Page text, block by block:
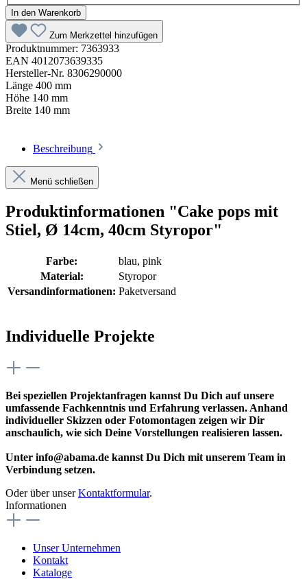
In den Warenkorb
Zum Merkzettel hinzufügen
Produktnummer: 7363933
EAN 4012073639335
Hersteller-Nr. 8306290000
Länge 400 mm
Höhe 140 mm
Breite 140 mm
Beschreibung
Menü schließen
Produktinformationen "Cake pops mit
Stiel, Ø 14cm, 40cm Styropor"
Farbe: blau, pink
Material:
Styropor
Versandinformationen: Paketversand
Individuelle Projekte
Bei speziellen Projektanfragen kannst Du Dich auf unsere
umfassende Fachkenntnis und Erfahrung verlassen. Anhand
individueller Skizzen oder Fotomontagen zeigen wir Dir
anschaulich, wie sich Deine Vorstellungen realisieren lassen.
Unter info@abama.de kannst Du Dich mit unserem Team in
Verbindung setzen.
Oder über unserKontaktformular.
Informationen
Unser Unternehmen
Kontakt
Kataloge